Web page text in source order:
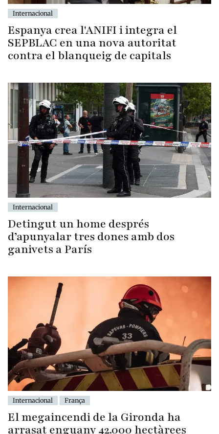
Internacional
Espanya crea l'ANIFI i integra el
SEPBLAC en una nova autoritat
contra el blanqueig de capitals
Internacional
Detingut un home després
d’apunyalar tres dones amb dos
ganivets a París
Internacional França
El megaincendi de la Gironda ha
arrasat enguany 42.000 hectàrees